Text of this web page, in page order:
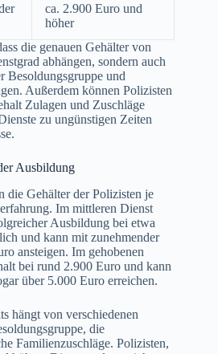
ca. 2.900 Euro und
höher
die genauen Gehälter von
abhängen, sondern auch
Besoldungsgruppe und
Außerdem können Polizisten
Zulagen und Zuschläge
zu ungünstigen Zeiten
Ausbildung
die Gehälter der Polizisten je
Im mittleren Dienst
Ausbildung bei etwa
und kann mit zunehmender
ansteigen. Im gehobenen
bei rund 2.900 Euro und kann
über 5.000 Euro erreichen.
hängt von verschiedenen
die
Familienzuschläge. Polizisten,